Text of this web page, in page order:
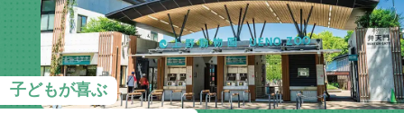
子どもが喜ぶ